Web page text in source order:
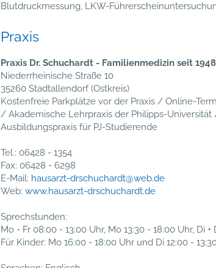
Blutdruckmessung, LKW-
Praxis
Praxis Dr. Schuchardt - Familienmedizin seit 1948
Niederrheinische Straße 10
35260 Stadtallendorf (Ostkreis)
Kostenfreie Parkplätze vor der Praxis / Online-
/ Akademische Lehrpraxis der Philipps-
Ausbildungspraxis für PJ-Studierende
Tel.: 06428 - 1354
Fax: 06428 - 6298
E-Mail: hausarzt-drschuchardt@web.de
Web:www.hausarzt-drschuchardt.de
Sprechstunden:
Mo - Fr 08:00 - 13:00 Uhr, Mo 13:30 - 18:00 Uhr, Di
Für Kinder: Mo 16:00 - 18:00 Uhr und Di 12:00 -